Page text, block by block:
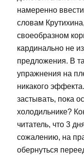
намеренно
словам
своеобразном
кардинально не
предложения. В
упражнения на
никакого
застывать, пока
холодильнике?
читатель, что 3
сожалению, на
обернуться